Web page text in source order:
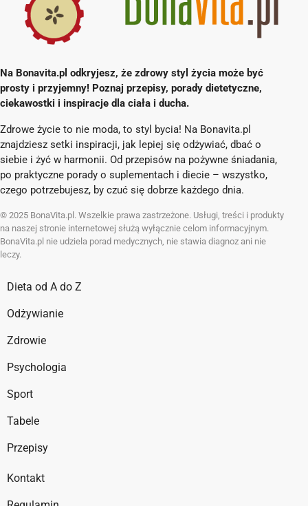
Na Bonavita.pl odkryjesz, że zdrowy styl życia może być
prosty i przyjemny! Poznaj przepisy, porady dietetyczne,
ciekawostki i inspiracje dla ciała i ducha.
Zdrowe życie to nie moda, to styl bycia! Na Bonavita.pl
znajdziesz setki inspiracji, jak lepiej się odżywiać, dbać o
siebie i żyć w harmonii. Od przepisów na pożywne śniadania,
po praktyczne porady o suplementach i diecie – wszystko,
czego potrzebujesz, by czuć się dobrze każdego dnia.
© 2025 BonaVita.pl. Wszelkie prawa zastrzeżone. Usługi, treści i produkty
na naszej stronie internetowej służą wyłącznie celom informacyjnym.
BonaVita.pl nie udziela porad medycznych, nie stawia diagnoz ani nie
leczy.
Dieta od A do Z
Odżywianie
Zdrowie
Psychologia
Sport
Tabele
Przepisy
Kontakt